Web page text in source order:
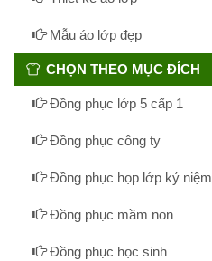
Mẫu áo lớp đẹp
CHỌN THEO MỤC ĐÍCH
Đồng phục lớp 5 cấp 1
Đồng phục công ty
Đồng phục họp lớp kỷ niệm
Đồng phục mầm non
Đồng phục học sinh